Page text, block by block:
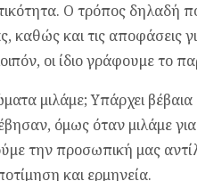
Ο τρόπος δηλαδή
καθώς και τις αποφάσεις
οι ίδιο γράφουμε το
μιλάμε; Υπάρχει
όμως όταν μιλάμε
την προσωπική μας
και ερμηνεία.